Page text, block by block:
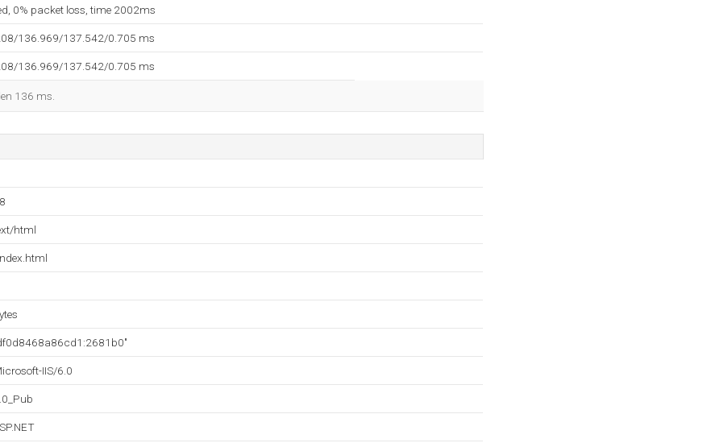
0% packet loss, time 2002ms
136.969/137.542/0.705 ms
136.969/137.542/0.705 ms
136 ms.
html
IIS/6.0